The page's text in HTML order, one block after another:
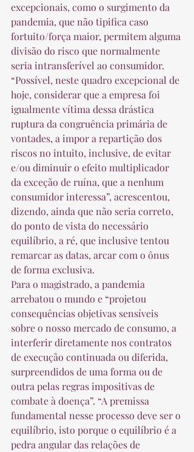
excepcionais, como o surgimento da
pandemia, que não tipifica caso
fortuito/força maior, permitem alguma
divisão do risco que normalmente
seria intransferível ao consumidor.
“Possível, neste quadro excepcional de
hoje, considerar que a empresa foi
igualmente vítima dessa drástica
ruptura da congruência primária de
vontades, a impor a repartição dos
riscos no intuito, inclusive, de evitar
e/ou diminuir o efeito multiplicador
da exceção de ruína, que a nenhum
consumidor interessa”, acrescentou,
dizendo, ainda que não seria correto,
do ponto de vista do necessário
equilíbrio, a ré, que inclusive tentou
remarcar as datas, arcar com o ônus
de forma exclusiva.
Para o magistrado, a pandemia
arrebatou o mundo e “projetou
consequências objetivas sensíveis
sobre o nosso mercado de consumo, a
interferir diretamente nos contratos
de execução continuada ou diferida,
surpreendidos de uma forma ou de
outra pelas regras impositivas de
combate à doença”. “A premissa
fundamental nesse processo deve ser o
equilíbrio, isto porque o equilíbrio é a
pedra angular das relações de